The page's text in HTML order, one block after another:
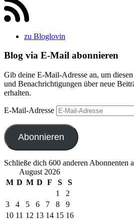
zu Bloglovin
Blog via E-Mail abonnieren
Gib deine E-Mail-Adresse an, um
und Benachrichtigungen über neue
erhalten.
E-Mail-Adresse
Abonnieren
Schließe dich 600 anderen Abonnenten
August 2026
M D M D F S
S
1
2
3
4 5 6 7 8
9
10 11 12 13 14 15 16